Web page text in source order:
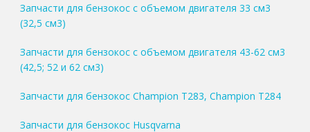
Запчасти для бензокос с объемом двигателя 33 см3
(32,5 см3)
Запчасти для бензокос с объемом двигателя 43-62 см3
(42,5; 52 и 62 см3)
Запчасти для бензокос Champion T283, Champion T284
Запчасти для бензокос Husqvarna